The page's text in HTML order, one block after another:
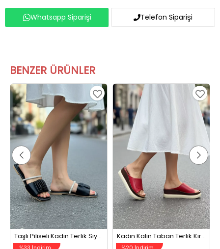
Whatsapp Siparişi Telefon Siparişi
BENZER ÜRÜNLER
Taşlı Piliseli Kadın Terlik Siyah Kadın Kalın Taban Terlik Kırmızı